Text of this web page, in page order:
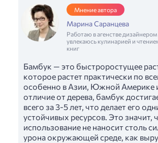
Мнение автора
Марина Саранцева
Работаю в агенстве дизайнером
увлекаюсь кулинарией и
книг
Бамбук — это быстроростущее
которое растет практически по
особенно в Азии, Южной Америке
отличие от дерева, бамбук
всего за 3-5 лет, что делает его
устойчивых ресурсов. Это значит,
использование не наносит столь
урона окружающей среде, как